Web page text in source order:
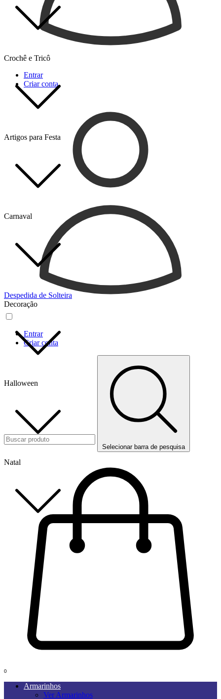
Crochê e Tricô
Artigos para Festa
Carnaval
Despedida de Solteira
Decoração
Halloween
Natal
Entrar
Criar conta
Entrar
Criar conta
Selecionar barra de pesquisa
0
Armarinhos
Ver Armarinhos